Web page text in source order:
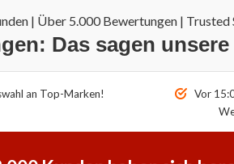
| Über 5.000 Bewertungen |
Das sagen
an Top-Marken!
Vor